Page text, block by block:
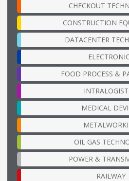
CHECKOUT
CONSTRUCTION
DATACENTER
FOOD PROCESS &
MEDICAL
OIL GAS
POWER &
RAILWAY